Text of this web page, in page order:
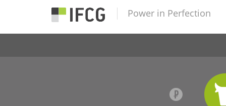
Power in Perfection